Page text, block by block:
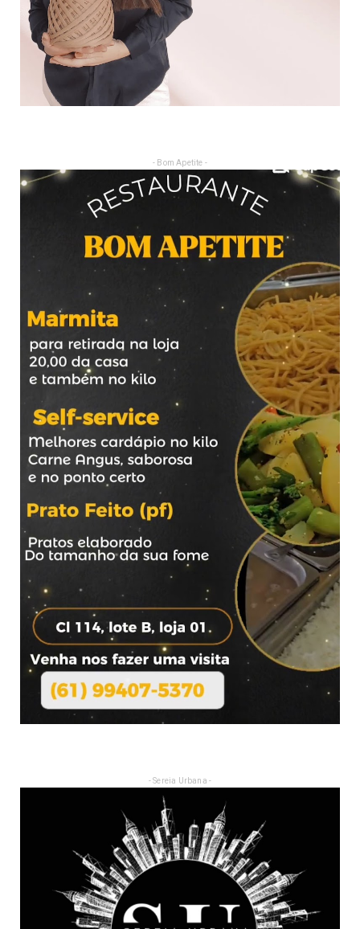
- Bom Apetite -
- Sereia Urbana -